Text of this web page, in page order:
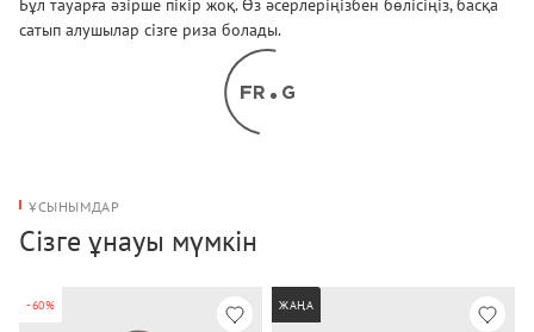
Бұл тауарға әзірше пікір жоқ. Өз әсерлеріңізбен бөлісіңіз, басқа
сатып алушылар сізге риза болады.
ҰСЫНЫМДАР
Сізге ұнауы мүмкін
-60% ЖАҢА